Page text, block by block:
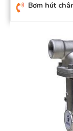
Bơm hút